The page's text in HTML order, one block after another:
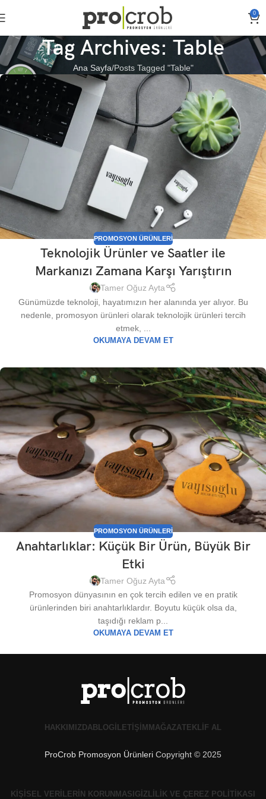
0
Tag Archives: Table
Ana Sayfa Posts Tagged "Table"
PROMOSYON ÜRÜNLERI
Teknolojik Ürünler ve Saatler ile
Markanızı Zamana Karşı Yarıştırın
Tamer Oğuz Ayta
Günümüzde teknoloji, hayatımızın her alanında yer alıyor. Bu
nedenle, promosyon ürünleri olarak teknolojik ürünleri tercih
etmek, ...
OKUMAYA DEVAM ET
PROMOSYON ÜRÜNLERI
Anahtarlıklar: Küçük Bir Ürün, Büyük Bir
Etki
Tamer Oğuz Ayta
Promosyon dünyasının en çok tercih edilen ve en pratik
ürünlerinden biri anahtarlıklardır. Boyutu küçük olsa da,
taşıdığı reklam p...
OKUMAYA DEVAM ET
HAKKIMIZDABLOGİLETIŞIMMAĞAZATEKLIF AL
ProCrob Promosyon Ürünleri Copyright © 2025
KIŞISEL VERILERIN KORUNMASIGIZLILIK VE ÇEREZ POLITIKASI